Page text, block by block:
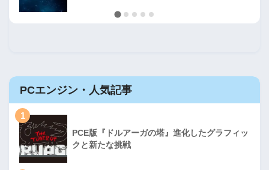
PCエンジン・人気記事
1
PCE版『ドルアーガの塔』進化したグラフィッ
クと新たな挑戦